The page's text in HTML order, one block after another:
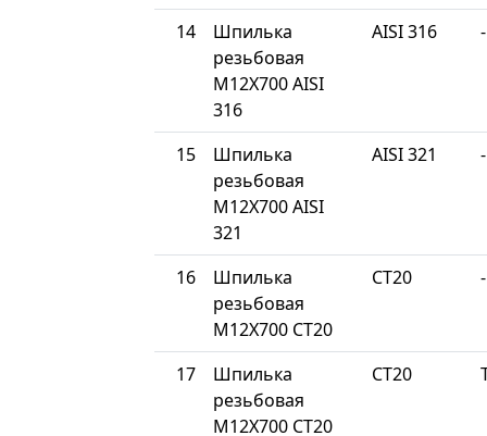
14
Шпилька
резьбовая
М12Х700 AISI
316
AISI 316 -
15
Шпилька
резьбовая
М12Х700 AISI
321
AISI 321 -
16
Шпилька
резьбовая
М12Х700 СТ20
СТ20 -
17
Шпилька
резьбовая
М12Х700 СТ20
СТ20